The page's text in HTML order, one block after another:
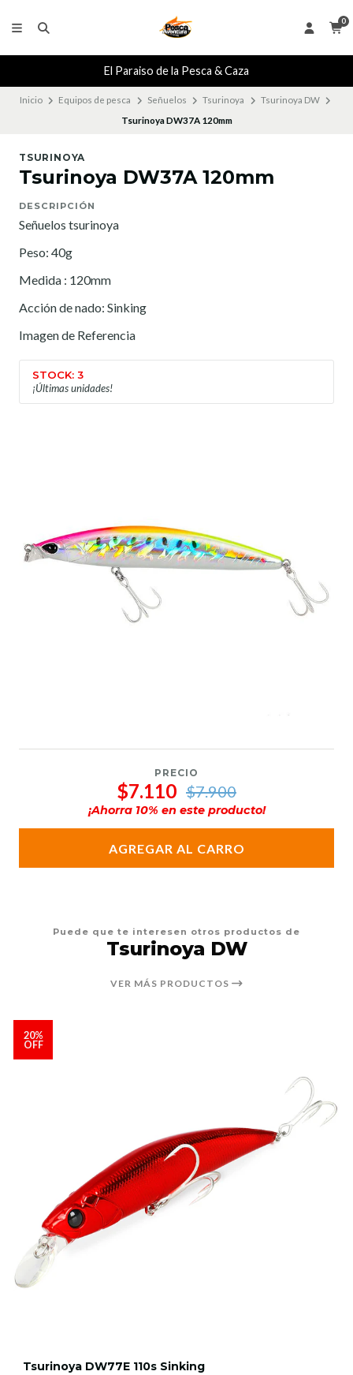
0
El Paraiso de la Pesca & Caza
Inicio Equipos de pesca Señuelos Tsurinoya
Tsurinoya DW
Tsurinoya DW37A 120mm
TSURINOYA
Tsurinoya DW37A 120mm
DESCRIPCIÓN
Señuelos tsurinoya
Peso: 40g
Medida : 120mm
Acción de nado: Sinking
Imagen de Referencia
STOCK: 3
¡Últimas unidades!
PRECIO
$7.110 $7.900
¡Ahorra 10% en este producto!
AGREGAR AL CARRO
Puede que te interesen otros productos de
Tsurinoya DW
VER MÁS PRODUCTOS
20%
OFF
Tsurinoya DW77E 110s Sinking